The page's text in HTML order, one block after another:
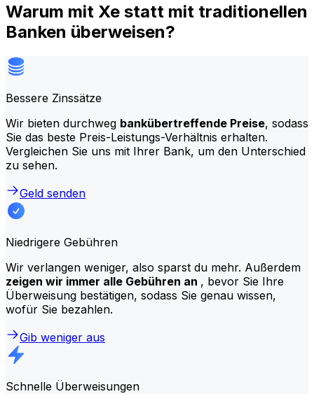
Warum mit Xe statt mit traditionellen
Banken überweisen?
Bessere Zinssätze
Wir bieten durchweg bankübertreffende Preise, sodass
Sie das beste Preis-Leistungs-Verhältnis erhalten.
Vergleichen Sie uns mit Ihrer Bank, um den Unterschied
zu sehen.
Geld senden
Niedrigere Gebühren
Wir verlangen weniger, also sparst du mehr. Außerdem
zeigen wir immer alle Gebühren an , bevor Sie Ihre
Überweisung bestätigen, sodass Sie genau wissen,
wofür Sie bezahlen.
Gib weniger aus
Schnelle Überweisungen